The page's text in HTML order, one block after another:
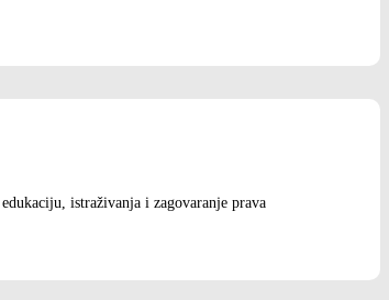
istraživanja i zagovaranje prava